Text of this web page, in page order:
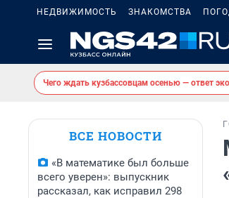
НЕДВИЖИМОСТЬ ЗНАКОМСТВА
Чего ждать кузбассовцам осенью — ответ
ВСЕ НОВОСТИ
«В математике был больше
всего уверен»: выпускник
рассказал, как исправил 298